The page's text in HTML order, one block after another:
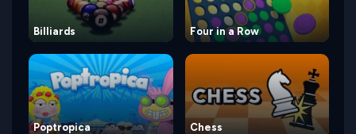
Billiards Four in a Row
Poptropica Chess